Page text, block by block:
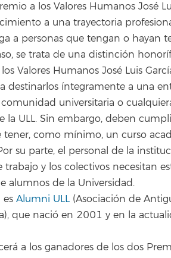
a los Valores Humanos José
a una trayectoria
a personas que tengan o hayan
se trata de una distinción
Valores Humanos José Luis
destinarlos íntegramente a una
universitaria o
ULL. Sin embargo, deben
como mínimo, un curso
su parte, el personal de la
y los colectivos necesitan
alumnos de la Universidad.
es Alumni ULL (Asociación de
que nació en 2001 y en la
a los ganadores de los dos